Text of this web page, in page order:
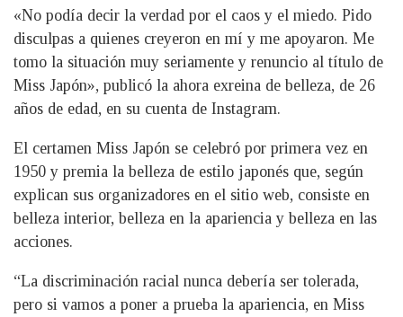
«No podía decir la verdad por el caos y el miedo. Pido
disculpas a quienes creyeron en mí y me apoyaron. Me
tomo la situación muy seriamente y renuncio al título de
Miss Japón», publicó la ahora exreina de belleza, de 26
años de edad, en su cuenta de Instagram.
El certamen Miss Japón se celebró por primera vez en
1950 y premia la belleza de estilo japonés que, según
explican sus organizadores en el sitio web, consiste en
belleza interior, belleza en la apariencia y belleza en las
acciones.
“La discriminación racial nunca debería ser tolerada,
pero si vamos a poner a prueba la apariencia, en Miss